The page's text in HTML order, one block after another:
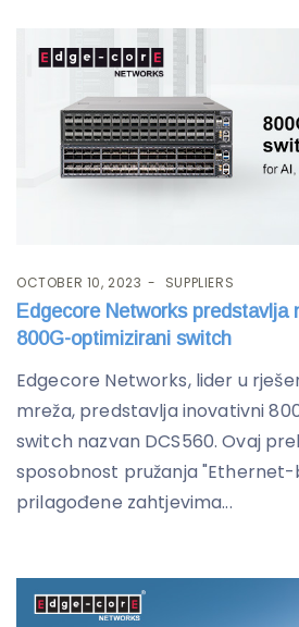
OCTOBER 10, 2023 SUPPLIERS
Edgecore Networks predstavlja
800G-optimizirani switch
Edgecore Networks, lider u
mreža, predstavlja inovativni
switch nazvan DCS560. Ovaj
sposobnost pružanja
prilagođene zahtjevima...